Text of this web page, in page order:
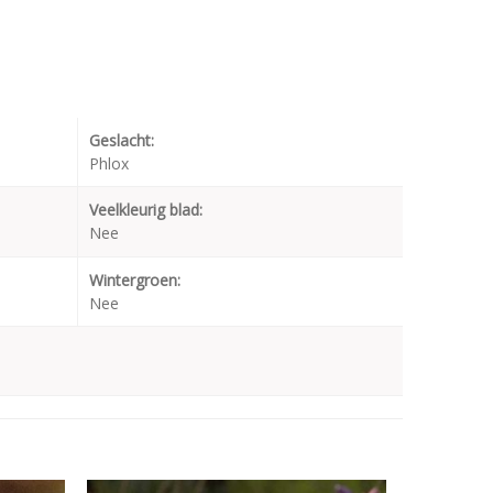
Geslacht:
Phlox
Veelkleurig blad:
Nee
Wintergroen:
Nee